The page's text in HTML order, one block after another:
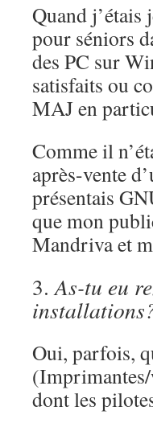
Quand j’étais
pour séniors
des PC sur
satisfaits ou
MAJ en
Comme il
après-vente
présentais
que mon
Mandriva et
3.As-tu eu
Oui, parfois,
dont les